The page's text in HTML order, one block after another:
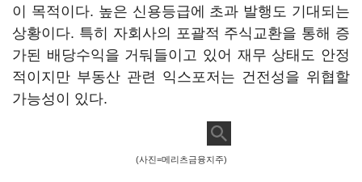
이 목적이다. 높은 신용등급에 초과 발행도 기대되는
상황이다. 특히 자회사의 포괄적 주식교환을 통해 증
가된 배당수익을 거둬들이고 있어 재무 상태도 안정
적이지만 부동산 관련 익스포저는 건전성을 위협할
가능성이 있다.
(사진=메리츠금융지주)